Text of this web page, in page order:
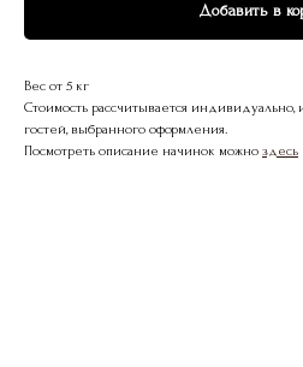
Добавить в
Вес от 5 кг
Стоимость рассчитывается индивидуально,
гостей, выбранного оформления.
Посмотреть описание начинок можно здесь